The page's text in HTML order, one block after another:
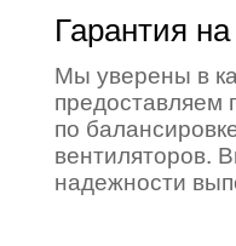
Гарантия
Мы уверены в
предоставляем
по
вентиляторов.
надежности